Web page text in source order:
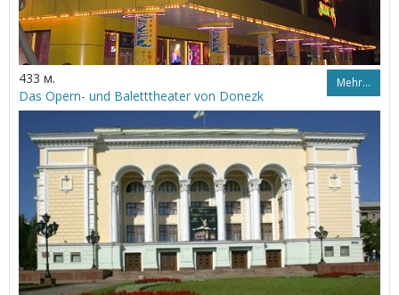
433 м. Mehr…
Das Opern- und Baletttheater von Donezk